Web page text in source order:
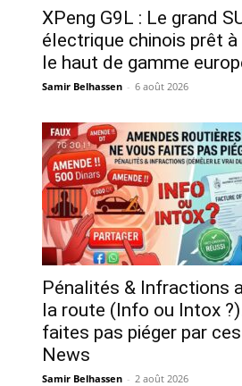
XPeng G9L : Le grand
électrique chinois prêt
le haut de gamme
Samir Belhassen - 6 août 2026
Pénalités & Infractions
la route (Info ou Intox
faites pas piéger par
News
Samir Belhassen - 2 août 2026